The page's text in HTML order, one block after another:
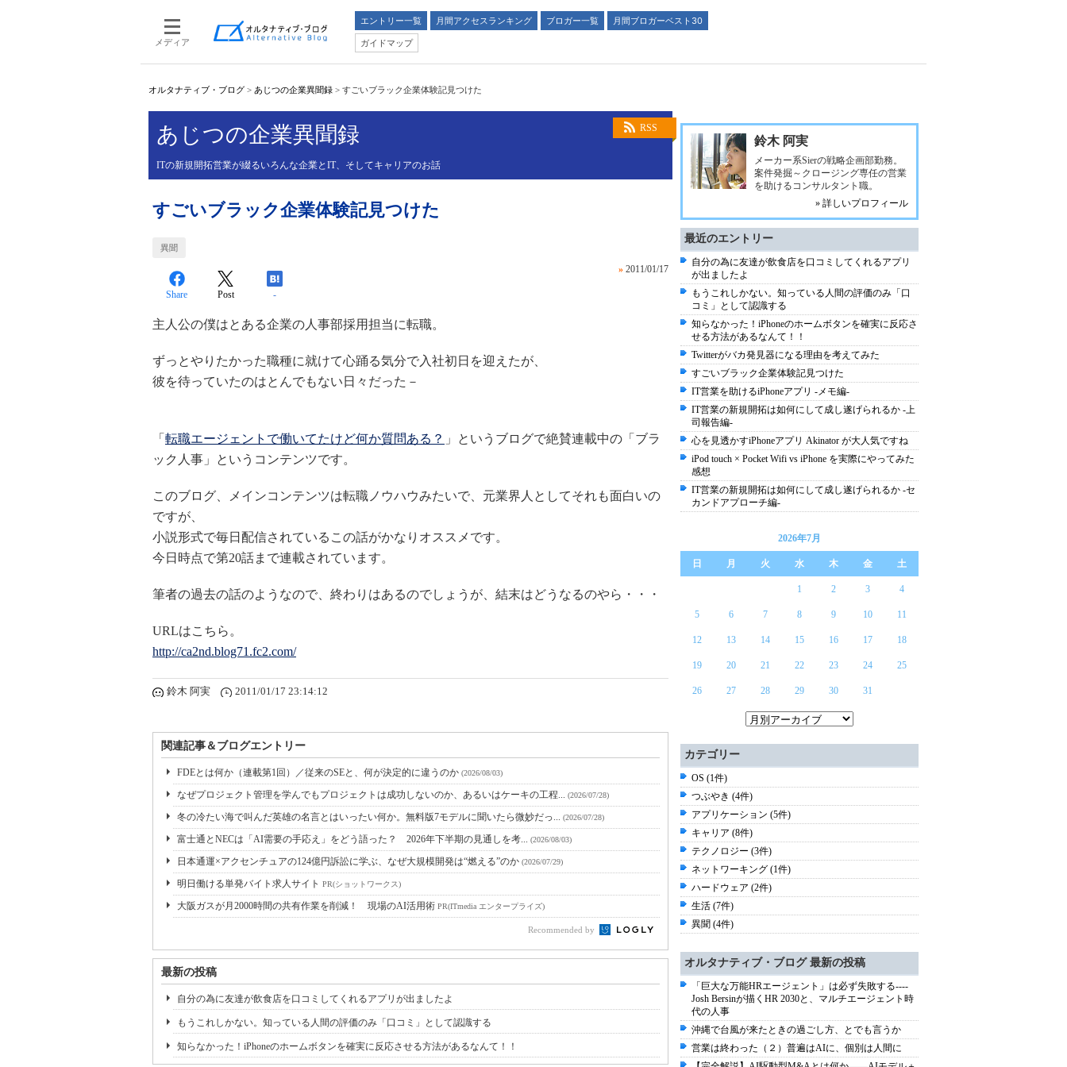
メディア
エントリー一覧 月間アクセスランキング ブロガー一覧
月間ブロガーベスト30
ガイドマップ
オルタナティブ・ブログ > あじつの企業異聞録 > すごいブラック企業体験記見つけた
RSS
あじつの企業異聞録
ITの新規開拓営業が綴るいろんな企業とIT、そしてキャリアのお話
すごいブラック企業体験記見つけた
異聞
» 2011/01/17
Share Post -
主人公の僕はとある企業の人事部採用担当に転職。
ずっとやりたかった職種に就けて心踊る気分で入社初日を迎えたが、
彼を待っていたのはとんでもない日々だった－
「 転職エージェントで働いてたけど何か質問ある？ 」というブログで絶賛連載中の「ブラ
ック人事」というコンテンツです。
このブログ、メインコンテンツは転職ノウハウみたいで、元業界人としてそれも面白いの
ですが、
小説形式で毎日配信されているこの話がかなりオススメです。
今日時点で第20話まで連載されています。
筆者の過去の話のようなので、終わりはあるのでしょうが、結末はどうなるのやら・・・
URLはこちら。
http://ca2nd.blog71.fc2.com/
鈴木 阿実 2011/01/17 23:14:12
関連記事＆ブログエントリー
FDEとは何か（連載第1回）／従来のSEと、何が決定的に違うのか (2026/08/03)
なぜプロジェクト管理を学んでもプロジェクトは成功しないのか、あるいはケーキの工程... (2026/07/28)
冬の冷たい海で叫んだ英雄の名言とはいったい何か。無料版7モデルに聞いたら微妙だっ... (2026/07/28)
富士通とNECは「AI需要の手応え」をどう語った？ 2026年下半期の見通しを考... (2026/08/03)
日本通運×アクセンチュアの124億円訴訟に学ぶ、なぜ大規模開発は“燃える”のか (2026/07/29)
明日働ける単発バイト求人サイト PR(ショットワークス)
大阪ガスが月2000時間の共有作業を削減！ 現場のAI活用術 PR(ITmedia エンタープライズ)
Recommended by
最新の投稿
自分の為に友達が飲食店を口コミしてくれるアプリが出ましたよ
もうこれしかない。知っている人間の評価のみ「口コミ」として認識する
知らなかった！iPhoneのホームボタンを確実に反応させる方法があるなんて！！
鈴木 阿実
メーカー系Sierの戦略企画部勤務。
案件発掘～クロージング専任の営業
を助けるコンサルタント職。
» 詳しいプロフィール
最近のエントリー
自分の為に友達が飲食店を口コミしてくれるアプリ
が出ましたよ
もうこれしかない。知っている人間の評価のみ「口
コミ」として認識する
知らなかった！iPhoneのホームボタンを確実に反応さ
せる方法があるなんて！！
Twitterがバカ発見器になる理由を考えてみた
すごいブラック企業体験記見つけた
IT営業を助けるiPhoneアプリ -メモ編-
IT営業の新規開拓は如何にして成し遂げられるか -上
司報告編-
心を見透かすiPhoneアプリ Akinator が大人気ですね
iPod touch × Pocket Wifi vs iPhone を実際にやってみた
感想
IT営業の新規開拓は如何にして成し遂げられるか -セ
カンドアプローチ編-
2026年7月
日 月 火 水 木 金 土
1 2 3 4
5 6 7 8 9 10 11
12 13 14 15 16 17 18
19 20 21 22 23 24 25
26 27 28 29 30 31
カテゴリー
OS (1件)
つぶやき (4件)
アプリケーション (5件)
キャリア (8件)
テクノロジー (3件)
ネットワーキング (1件)
ハードウェア (2件)
生活 (7件)
異聞 (4件)
オルタナティブ・ブログ 最新の投稿
「巨大な万能HRエージェント」は必ず失敗する----
Josh Bersinが描くHR 2030と、マルチエージェント時
代の人事
沖縄で台風が来たときの過ごし方、とでも言うか
営業は終わった（２）普遍はAIに、個別は人間に